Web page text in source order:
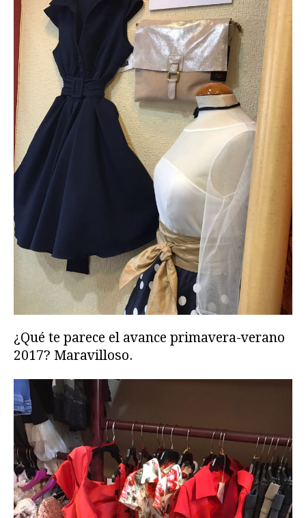
¿Qué te parece el avance primavera-verano
2017? Maravilloso.